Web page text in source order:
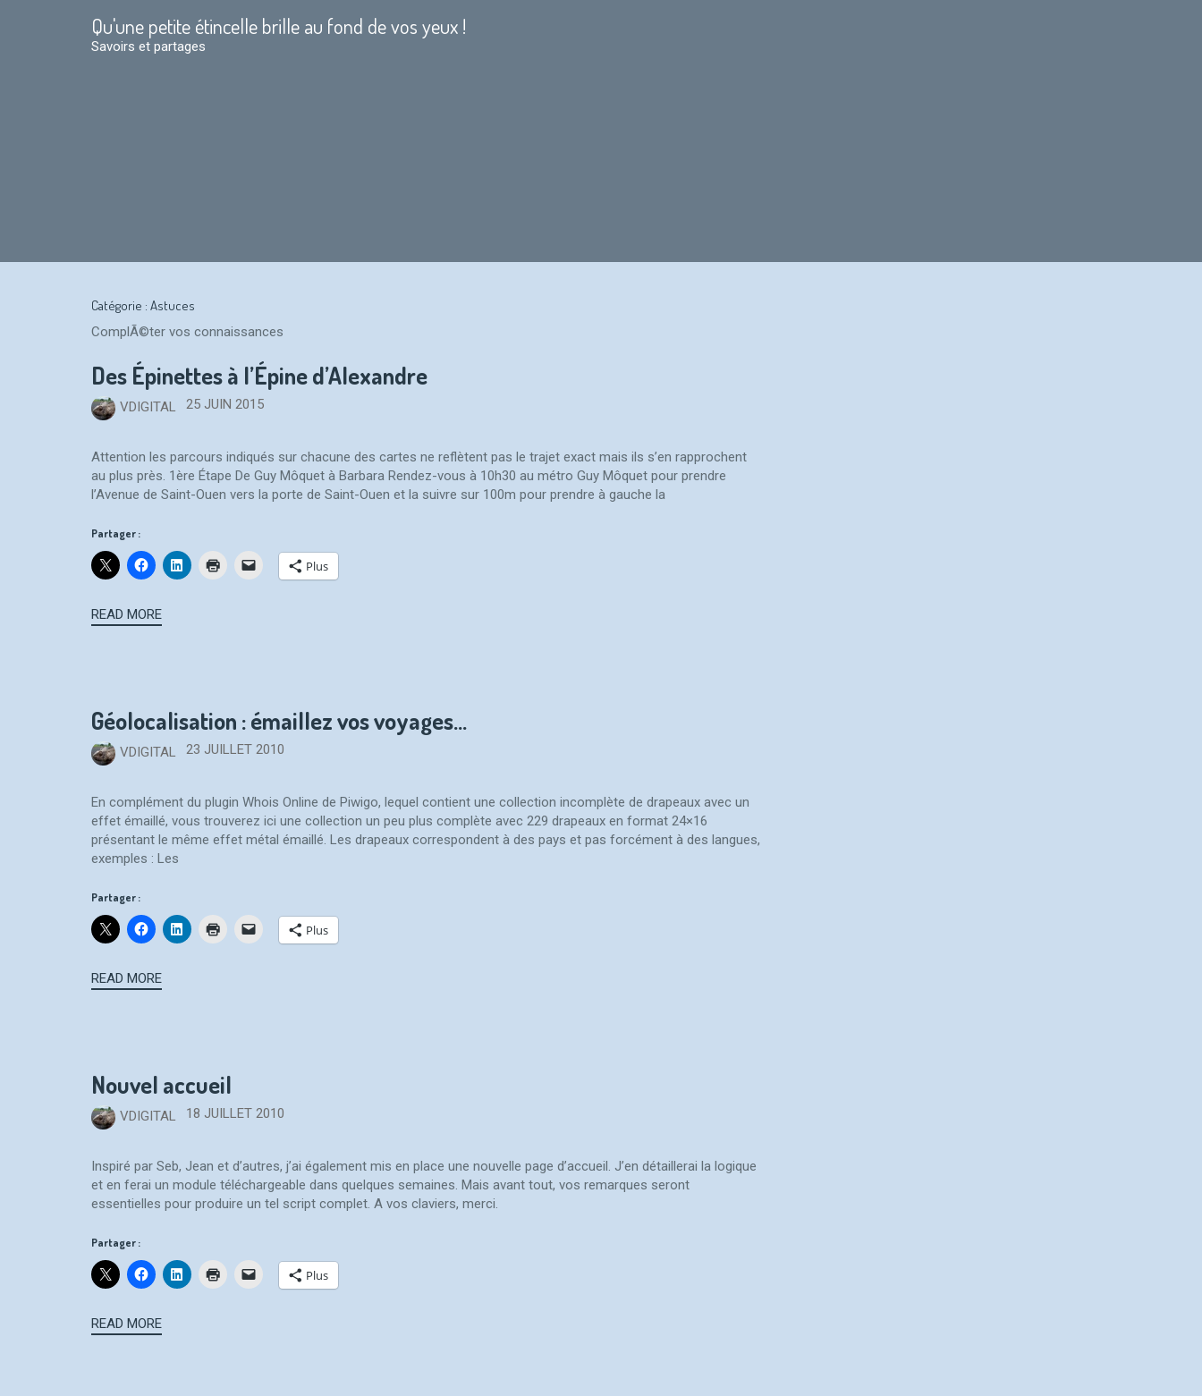
Qu'une petite étincelle brille au fond de vos yeux !
Savoirs et partages
Catégorie : Astuces
ComplÃ©ter vos connaissances
Des Épinettes à l’Épine d’Alexandre
25 JUIN 2015
VDIGITAL
Attention les parcours indiqués sur chacune des cartes ne reflètent pas le trajet exact mais ils s’en rapprochent
au plus près. 1ère Étape De Guy Môquet à Barbara Rendez-vous à 10h30 au métro Guy Môquet pour prendre
l’Avenue de Saint-Ouen vers la porte de Saint-Ouen et la suivre sur 100m pour prendre à gauche la
Partager :
Plus
READ MORE
Géolocalisation : émaillez vos voyages…
23 JUILLET 2010
VDIGITAL
En complément du plugin Whois Online de Piwigo, lequel contient une collection incomplète de drapeaux avec un
effet émaillé, vous trouverez ici une collection un peu plus complète avec 229 drapeaux en format 24×16
présentant le même effet métal émaillé. Les drapeaux correspondent à des pays et pas forcément à des langues,
exemples : Les
Partager :
Plus
READ MORE
Nouvel accueil
18 JUILLET 2010
VDIGITAL
Inspiré par Seb, Jean et d’autres, j’ai également mis en place une nouvelle page d’accueil. J’en détaillerai la logique
et en ferai un module téléchargeable dans quelques semaines. Mais avant tout, vos remarques seront
essentielles pour produire un tel script complet. A vos claviers, merci.
Partager :
Plus
READ MORE